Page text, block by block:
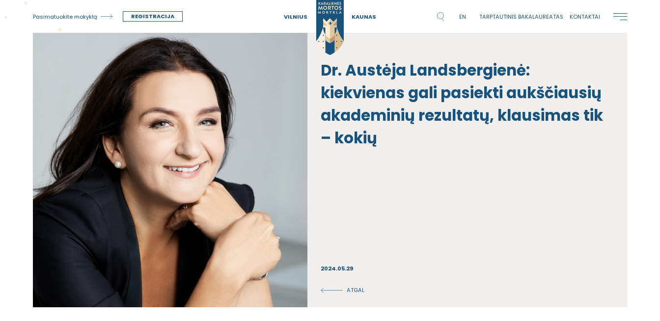
Pasimatuokite mokyklą REGISTRACIJA VILNIUS KAUNAS EN TARPTAUTINIS BAKALAUREATAS KONTAKTAI
Dr. Austėja Landsbergienė:
kiekvienas gali pasiekti aukščiausių
akademinių rezultatų, klausimas tik
– kokių
2024.05.29
ATGAL